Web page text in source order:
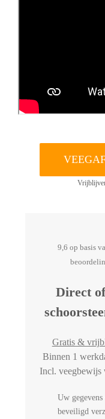
9,6 op basis
Direct
Gratis &
Binnen 1
Incl. veegbewijs
Uw
beveiligd